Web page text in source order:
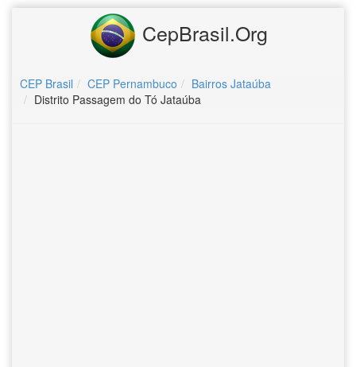
CepBrasil.Org
CEP Brasil CEP Pernambuco
Bairros Jataúba
Distrito Passagem do Tó Jataúba